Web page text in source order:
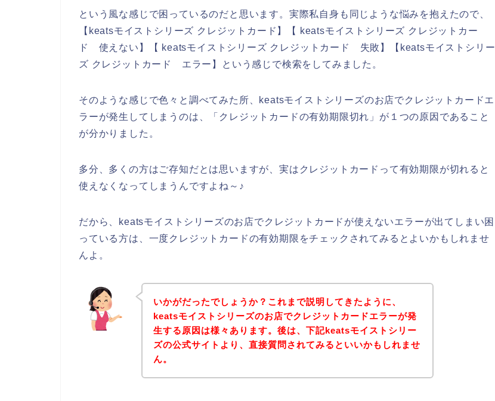
という風な感じで困っているのだと思います。実際私自身も同じような悩みを抱えたので、
【keatsモイストシリーズ クレジットカード】【 keatsモイストシリーズ クレジットカー
ド 使えない】【 keatsモイストシリーズ クレジットカード 失敗】【keatsモイストシリー
ズ クレジットカード エラー】という感じで検索をしてみました。
そのような感じで色々と調べてみた所、keatsモイストシリーズのお店でクレジットカードエ
ラーが発生してしまうのは、「クレジットカードの有効期限切れ」が１つの原因であること
が分かりました。
多分、多くの方はご存知だとは思いますが、実はクレジットカードって有効期限が切れると
使えなくなってしまうんですよね～♪
だから、keatsモイストシリーズのお店でクレジットカードが使えないエラーが出てしまい困
っている方は、一度クレジットカードの有効期限をチェックされてみるとよいかもしれませ
んよ。
いかがだったでしょうか？これまで説明してきたように、
keatsモイストシリーズのお店でクレジットカードエラーが発
生する原因は様々あります。後は、下記keatsモイストシリー
ズの公式サイトより、直接質問されてみるといいかもしれませ
ん。